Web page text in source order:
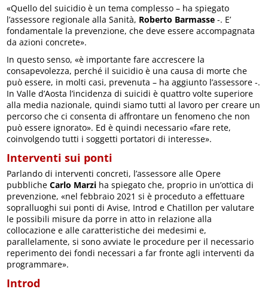
«Quello del suicidio è un tema complesso – ha spiegato
l’assessore regionale alla Sanità, Roberto Barmasse -. E’
fondamentale la prevenzione, che deve essere accompagnata
da azioni concrete».
In questo senso, «è importante fare accrescere la
consapevolezza, perché il suicidio è una causa di morte che
può essere, in molti casi, prevenuta – ha aggiunto l’assessore -.
In Valle d’Aosta l’incidenza di suicidi è quattro volte superiore
alla media nazionale, quindi siamo tutti al lavoro per creare un
percorso che ci consenta di affrontare un fenomeno che non
può essere ignorato». Ed è quindi necessario «fare rete,
coinvolgendo tutti i soggetti portatori di interesse».
Interventi sui ponti
Parlando di interventi concreti, l’assessore alle Opere
pubblicheCarlo Marzi ha spiegato che, proprio in un’ottica di
prevenzione, «nel febbraio 2021 si è proceduto a effettuare
sopralluoghi sui ponti di Avise, Introd e Chatillon per valutare
le possibili misure da porre in atto in relazione alla
collocazione e alle caratteristiche dei medesimi e,
parallelamente, si sono avviate le procedure per il necessario
reperimento dei fondi necessari a far fronte agli interventi da
programmare».
Introd